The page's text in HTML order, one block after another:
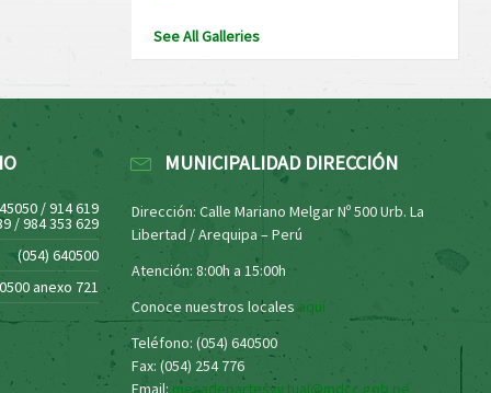
See All Galleries
/ 914 619
/ 984 353 629
(054) 640500
anexo 721
MUNICIPALIDAD DIRECCIÓN
Dirección: Calle Mariano Melgar Nº 500 Urb. La
Libertad / Arequipa – Perú
Atención: 8:00h a 15:00h
Conoce nuestros locales aquí
Teléfono: (054) 640500
Fax: (054) 254 776
Email: mesadepartesvirtual@mdcc.gob.pe